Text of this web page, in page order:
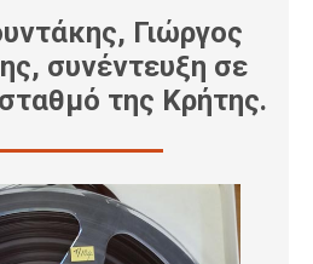
Γιώργος
συνέντευξη σε
της Κρήτης.